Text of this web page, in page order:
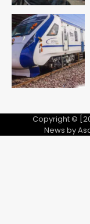
2
Copyright ©
News by